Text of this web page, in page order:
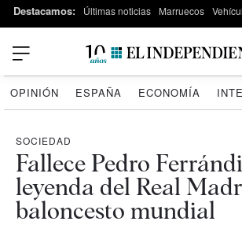
Destacamos: Últimas noticias Marruecos
OPINIÓN ESPAÑA ECONOMÍA
SOCIEDAD
Fallece Pedro
leyenda del Real
baloncesto mundial